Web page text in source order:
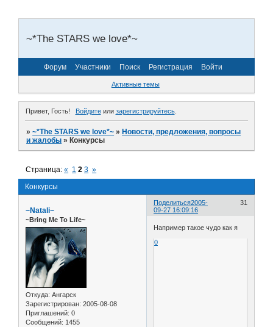
~*The STARS we love*~
Форум Участники Поиск Регистрация Войти
Активные темы
Привет, Гость! Войдитеили зарегистрируйтесь.
»~*The STARS we love*~ »Новости, предложения, вопросы
и жалобы »Конкурсы
Конкурсы
Страница:« 1 2 3 »
Поделиться 31
2005-
09-27 16:09:16
~Natali~
~Bring Me To Life~
Откуда: Ангарск
Зарегистрирован: 2005-08-08
Приглашений: 0
Сообщений: 1455
Например такое чудо как я
0